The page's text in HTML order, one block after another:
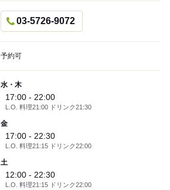
03-5726-9072
予約可
水・木
17:00 - 22:00
L.O. 料理21:00 ドリンク21:30
金
17:00 - 22:30
L.O. 料理21:15 ドリンク22:00
土
12:00 - 22:30
L.O. 料理21:15 ドリンク22:00